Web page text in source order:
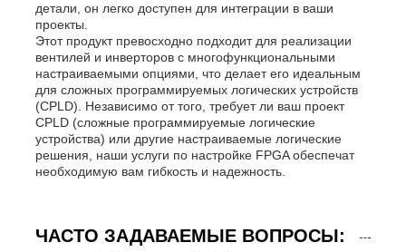
детали, он легко доступен для интеграции в ваши
проекты.
Этот продукт превосходно подходит для реализации
вентилей и инверторов с многофункциональными
настраиваемыми опциями, что делает его идеальным
для сложных программируемых логических устройств
(CPLD). Независимо от того, требует ли ваш проект
CPLD (сложные программируемые логические
устройства) или другие настраиваемые логические
решения, наши услуги по настройке FPGA обеспечат
необходимую вам гибкость и надежность.
ЧАСТО ЗАДАВАЕМЫЕ ВОПРОСЫ: